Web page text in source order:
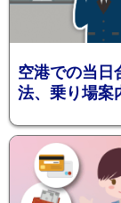
空港での当日
法、乗り場案